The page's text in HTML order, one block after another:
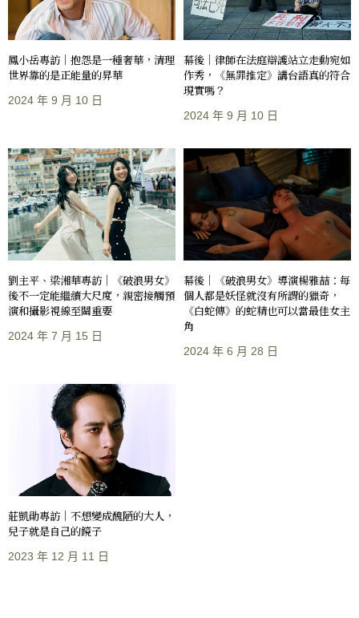
鳳小岳專訪｜抱怨是一種奢華，清理
世界靠的是正能量的昇華
2024 年 9 月 10 日
幕後｜律師在法庭辯護站立走動宛如
作秀，《無罪推定》講台語真的符合
現實嗎？
2024 年 9 月 10 日
劉主平、梁湘華專訪｜《破浪男女》
後不一定能繼續大尺度，親密接觸預
演和攝影視線至關重要
2024 年 7 月 15 日
幕後｜《破浪男女》導演楊雅喆：每
個人都是妖怪就沒有所謂的獵奇，
《白蛇傳》的蛇精也可以當最佳女主
角
2024 年 6 月 28 日
莊凱勛專訪｜不想變成醜陋的大人，
兒子就是自己的鏡子
2023 年 12 月 11 日